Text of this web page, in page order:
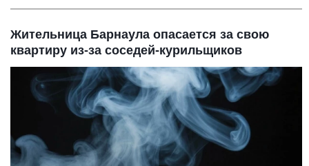
Жительница Барнаула опасается за свою
квартиру из-за соседей-курильщиков